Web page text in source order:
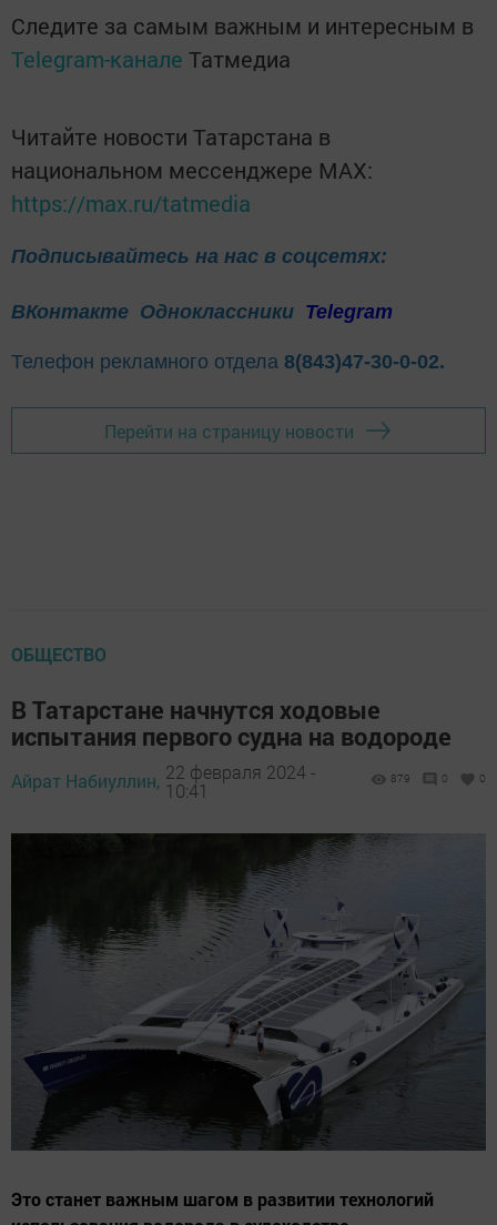
Следите за самым важным и интересным в
Telegram-канале Татмедиа
Читайте новости Татарстана в
национальном мессенджере MАХ:
https://max.ru/tatmedia
Подписывайтесь на нас в соцсетях:
ВКонтакте Одноклассники Telegram
Телефон рекламного отдела 8(843)47-30-0-02.
Перейти на страницу новости
ОБЩЕСТВО
В Татарстане начнутся ходовые
испытания первого судна на водороде
Айрат Набиуллин, 22 февраля 2024 -
10:41
879 0 0
Это станет важным шагом в развитии технологий